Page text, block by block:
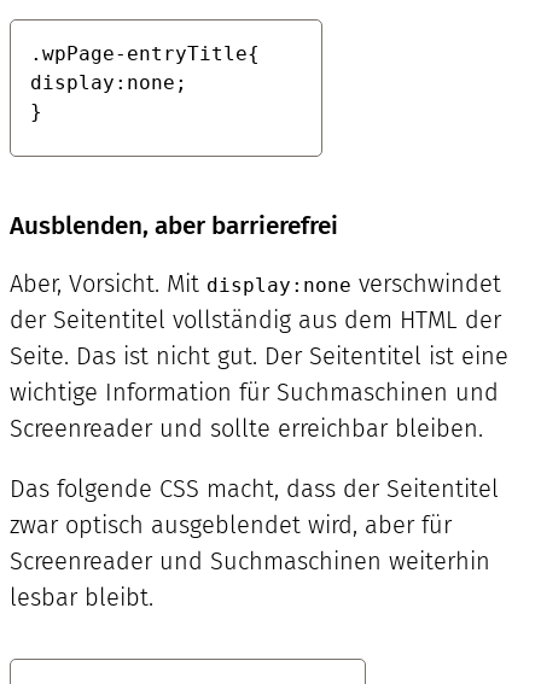
.wpPage-entryTitle{
display:none;
}
Ausblenden, aber barrierefrei
Aber, Vorsicht. Mit display:none verschwindet
der Seitentitel vollständig aus dem HTML der
Seite. Das ist nicht gut. Der Seitentitel ist eine
wichtige Information für Suchmaschinen und
Screenreader und sollte erreichbar bleiben.
Das folgende CSS macht, dass der Seitentitel
zwar optisch ausgeblendet wird, aber für
Screenreader und Suchmaschinen weiterhin
lesbar bleibt.